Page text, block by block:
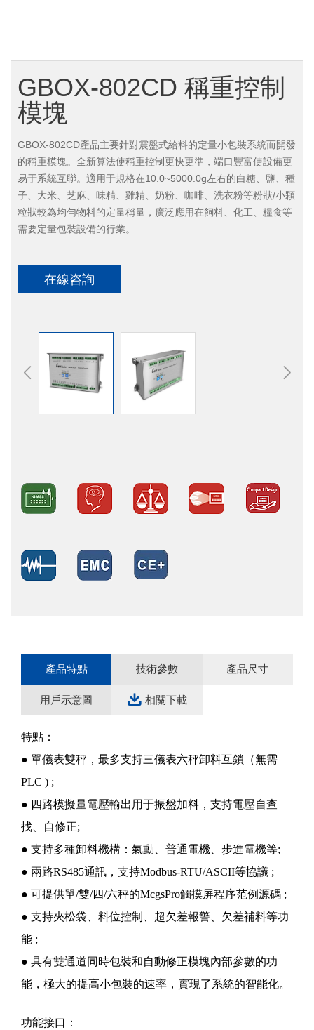
GBOX-802CD 稱重控制
模塊
GBOX-802CD產品主要針對震盤式給料的定量小包裝系統而開發
的稱重模塊。全新算法使稱重控制更快更準，端口豐富使設備更
易于系統互聯。適用于規格在10.0~5000.0g左右的白糖、鹽、種
子、大米、芝麻、味精、雞精、奶粉、咖啡、洗衣粉等粉狀/小顆
粒狀較為均勻物料的定量稱量，廣泛應用在飼料、化工、糧食等
需要定量包裝設備的行業。
在線咨詢
產品特點 技術參數 產品尺寸
用戶示意圖 相關下載
特點：
● 單儀表雙秤，最多支持三儀表六秤卸料互鎖（無需
PLC ) ;
● 四路模擬量電壓輸出用于振盤加料，支持電壓自查
找、自修正;
● 支持多種卸料機構：氣動、普通電機、步進電機等;
● 兩路RS485通訊，支持Modbus-RTU/ASCII等協議 ;
● 可提供單/雙/四/六秤的McgsPro觸摸屏程序范例源碼 ;
● 支持夾松袋、料位控制、超欠差報警、欠差補料等功
能 ;
● 具有雙通道同時包裝和自動修正模塊內部參數的功
能，極大的提高小包裝的速率，實現了系統的智能化。
功能接口：